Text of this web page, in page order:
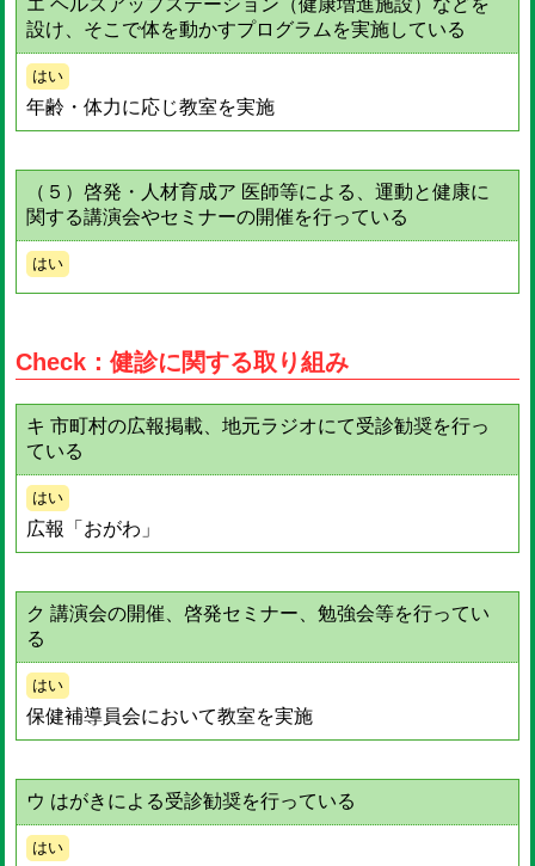
設け、そこで体を動かすプログラムを実施している
はい
年齢・体力に応じ教室を実施
（５）啓発・人材育成ア 医師等による、運動と健康に
関する講演会やセミナーの開催を行っている
はい
Check：健診に関する取り組み
キ 市町村の広報掲載、地元ラジオにて受診勧奨を行っ
ている
はい
広報「おがわ」
ク 講演会の開催、啓発セミナー、勉強会等を行ってい
る
はい
保健補導員会において教室を実施
ウ はがきによる受診勧奨を行っている
はい